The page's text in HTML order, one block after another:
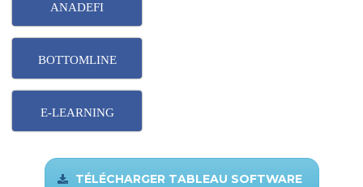
ANADEFI
BOTTOMLINE
E-LEARNING
TÉLÉCHARGER TABLEAU SOFTWARE